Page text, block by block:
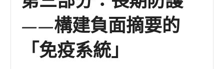
——構建負面摘要的
「免疫系統」